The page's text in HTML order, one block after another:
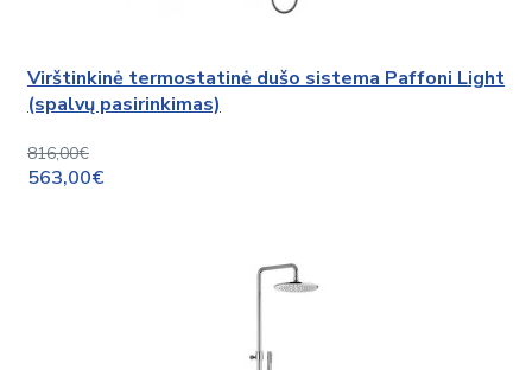
Virštinkinė termostatinė dušo sistema Paffoni Light
(spalvų pasirinkimas)
816,00€
563,00€